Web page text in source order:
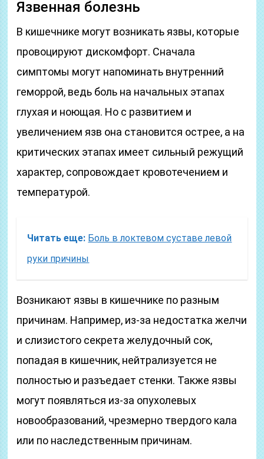
Язвенная болезнь
В кишечнике могут возникать язвы, которые
провоцируют дискомфорт. Сначала
симптомы могут напоминать внутренний
геморрой, ведь боль на начальных этапах
глухая и ноющая. Но с развитием и
увеличением язв она становится острее, а на
критических этапах имеет сильный режущий
характер, сопровождает кровотечением и
температурой.
Читать еще: Боль в локтевом суставе левой
руки причины
Возникают язвы в кишечнике по разным
причинам. Например, из-за недостатка желчи
и слизистого секрета желудочный сок,
попадая в кишечник, нейтрализуется не
полностью и разъедает стенки. Также язвы
могут появляться из-за опухолевых
новообразований, чрезмерно твердого кала
или по наследственным причинам.